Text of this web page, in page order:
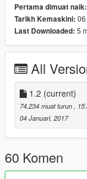
Pertama dimuat naik:
Tarikh Kemaskini:
Last Downloaded: 5
All
1.2 (current)
74,234 muat turun
,
04 Januari, 2017
60 Komen